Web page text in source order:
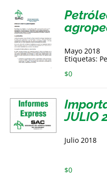
Mayo 2018
Etiquetas:
$0
JULIO
Julio 2018
$0